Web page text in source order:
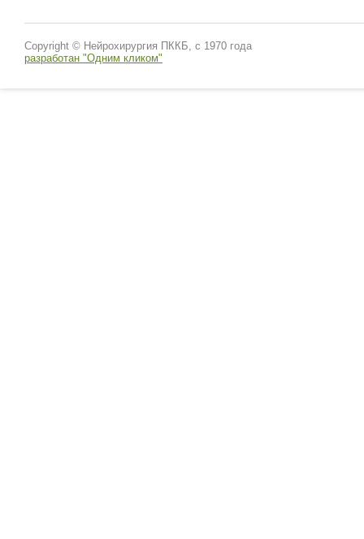
Copyright © Нейрохирургия ПККБ, с 1970 года
разработан "Одним кликом"